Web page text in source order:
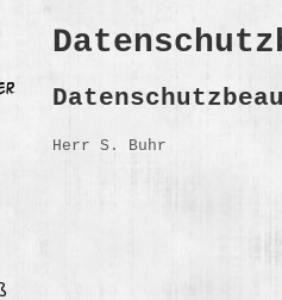
Herr S. Buhr